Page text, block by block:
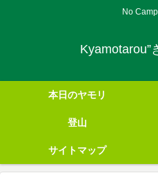
No
Kyamotarou”
本日のヤモリ
登山
サイトマップ